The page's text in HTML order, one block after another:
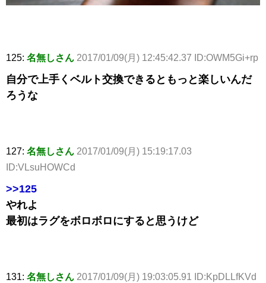
125: 名無しさん 2017/01/09(月) 12:45:42.37 ID:OWM5Gi+rp
自分で上手くベルト交換できるともっと楽しいんだ
ろうな
127: 名無しさん 2017/01/09(月) 15:19:17.03
ID:VLsuHOWCd
>>125
やれよ
最初はラグをボロボロにすると思うけど
131: 名無しさん 2017/01/09(月) 19:03:05.91 ID:KpDLLfKVd